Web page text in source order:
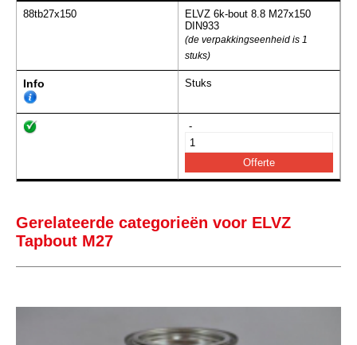
88tb27x150
ELVZ 6k-bout 8.8 M27x150
DIN933
(de verpakkingseenheid is 1
stuks)
Info Stuks
-
Gerelateerde categorieën voor ELVZ
Tapbout M27